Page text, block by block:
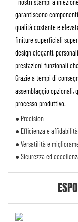
garantiscono
qualità costante e
finiture superficiali
design eleganti,
prestazioni funzionali
Grazie a tempi di
assemblaggio
processo produttivo.
● Precision
● Efficienza e affidabilità
● Versatilità e
● Sicurezza ed